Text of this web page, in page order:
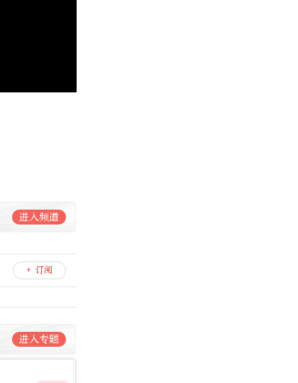
进入频道
+ 订阅
进入专题